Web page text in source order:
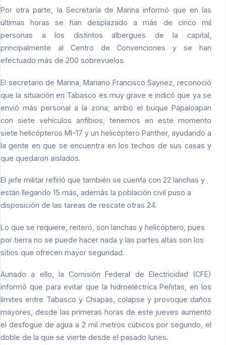
Por otra parte, la Secretaría de Marina informó que en las
últimas horas se han desplazado a más de cinco mil
personas a los distintos albergues de la capital,
principalmente al Centro de Convenciones y se han
efectuado más de 200 sobrevuelos.
El secretario de Marina, Mariano Francisco Saynez, reconoció
que la situación en Tabasco es muy grave e indicó que ya se
envió más personal a la zona; arribó el buque Papaloapan
con siete vehículos anfibios; tenemos en este momento
siete helicópteros MI-17 y un helicóptero Panther, ayudando a
la gente en que se encuentra en los techos de sus casas y
que quedaron aislados.
El jefe militar refirió que también se cuenta con 22 lanchas y
están llegando 15 más, además la población civil puso a
disposición de las tareas de rescate otras 24.
Lo que se requiere, reiteró, son lanchas y helicóptero, pues
por tierra no se puede hacer nada y las partes altas son los
sitios que ofrecen mayor seguridad.
Aunado a ello, la Comisión Federal de Electricidad (CFE)
informó que para evitar que la hidroeléctrica Peñitas, en los
límites entre Tabasco y Chiapas, colapse y provoque daños
mayores, desde las primeras horas de este jueves aumentó
el desfogue de agua a 2 mil metros cúbicos por segundo, el
doble de la que se vierte desde el pasado lunes.